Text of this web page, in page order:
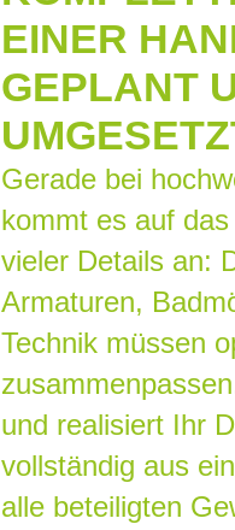
EINER
GEPLANT
Gerade bei
kommt es auf
vieler Details an:
Armaturen,
Technik müssen
und realisiert Ihr
vollständig aus
alle beteiligten